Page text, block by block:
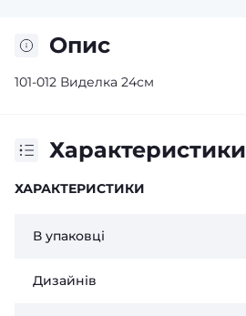
Опис
101-012 Виделка 24см
Характеристики
ХАРАКТЕРИСТИКИ
В упаковці
Дизайнів